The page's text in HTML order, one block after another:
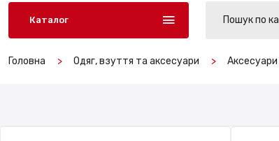
Каталог Пошук по
Головна Одяг, взуття та аксесуари Аксесуари